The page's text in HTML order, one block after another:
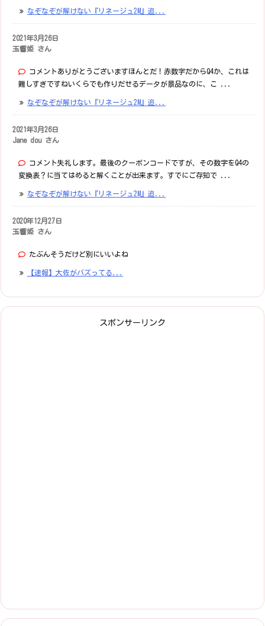
なぞなぞが解けない『リネージュ2M』追...
2021年3月26日
玉響姫 さん
コメントありがとうございますほんとだ！赤数字だからQ4か、これは
難しすぎですねいくらでも作りだせるデータが景品なのに、こ ...
なぞなぞが解けない『リネージュ2M』追...
2021年3月26日
Jane dou さん
コメント失礼します。最後のクーポンコードですが、その数字をQ4の
変換表？に当てはめると解くことが出来ます。すでにご存知で ...
なぞなぞが解けない『リネージュ2M』追...
2020年12月27日
玉響姫 さん
たぶんそうだけど別にいいよね
【速報】大佐がバズってる...
スポンサーリンク